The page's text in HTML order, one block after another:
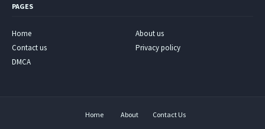
PAGES
Home
About us
Contact us
Privacy policy
DMCA
Home About
Contact Us